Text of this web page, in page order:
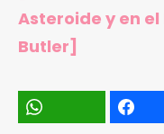
Asteroide y en el
Butler]